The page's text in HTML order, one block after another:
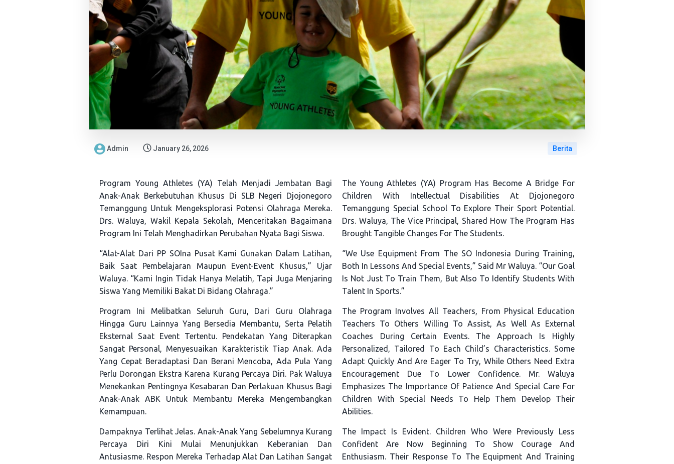
Admin January 26, 2026 Berita
Program Young Athletes (YA) Telah Menjadi Jembatan Bagi
Anak-Anak Berkebutuhan Khusus Di SLB Negeri Djojonegoro
Temanggung Untuk Mengeksplorasi Potensi Olahraga Mereka.
Drs. Waluya, Wakil Kepala Sekolah, Menceritakan Bagaimana
Program Ini Telah Menghadirkan Perubahan Nyata Bagi Siswa.
“Alat-Alat Dari PP SOIna Pusat Kami Gunakan Dalam Latihan,
Baik Saat Pembelajaran Maupun Event-Event Khusus,” Ujar
Waluya. “Kami Ingin Tidak Hanya Melatih, Tapi Juga Menjaring
Siswa Yang Memiliki Bakat Di Bidang Olahraga.”
Program Ini Melibatkan Seluruh Guru, Dari Guru Olahraga
Hingga Guru Lainnya Yang Bersedia Membantu, Serta Pelatih
Eksternal Saat Event Tertentu. Pendekatan Yang Diterapkan
Sangat Personal, Menyesuaikan Karakteristik Tiap Anak. Ada
Yang Cepat Beradaptasi Dan Berani Mencoba, Ada Pula Yang
Perlu Dorongan Ekstra Karena Kurang Percaya Diri. Pak Waluya
Menekankan Pentingnya Kesabaran Dan Perlakuan Khusus Bagi
Anak-Anak ABK Untuk Membantu Mereka Mengembangkan
Kemampuan.
Dampaknya Terlihat Jelas. Anak-Anak Yang Sebelumnya Kurang
Percaya Diri Kini Mulai Menunjukkan Keberanian Dan
Antusiasme. Respon Mereka Terhadap Alat Dan Latihan Sangat
The Young Athletes (YA) Program Has Become A Bridge For
Children With Intellectual Disabilities At Djojonegoro
Temanggung Special School To Explore Their Sport Potential.
Drs. Waluya, The Vice Principal, Shared How The Program Has
Brought Tangible Changes For The Students.
“We Use Equipment From The SO Indonesia During Training,
Both In Lessons And Special Events,” Said Mr Waluya. “Our Goal
Is Not Just To Train Them, But Also To Identify Students With
Talent In Sports.”
The Program Involves All Teachers, From Physical Education
Teachers To Others Willing To Assist, As Well As External
Coaches During Certain Events. The Approach Is Highly
Personalized, Tailored To Each Child’s Characteristics. Some
Adapt Quickly And Are Eager To Try, While Others Need Extra
Encouragement Due To Lower Confidence. Mr. Waluya
Emphasizes The Importance Of Patience And Special Care For
Children With Special Needs To Help Them Develop Their
Abilities.
The Impact Is Evident. Children Who Were Previously Less
Confident Are Now Beginning To Show Courage And
Enthusiasm. Their Response To The Equipment And Training